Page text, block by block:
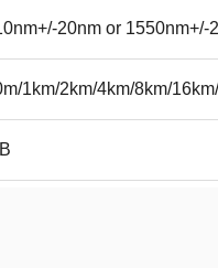
20nm or 1550nm+/-
1km/2km/4km/8km/